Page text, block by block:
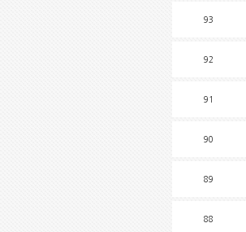
93
92
91
90
89
88